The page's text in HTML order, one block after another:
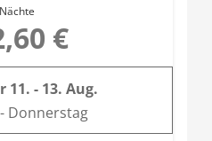
€
11. - 13. Aug.
Donnerstag